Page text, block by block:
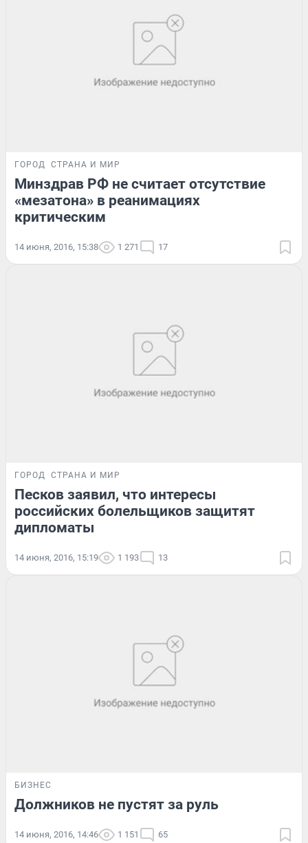
ГОРОД СТРАНА И МИР
Минздрав РФ не считает отсутствие
«мезатона» в реанимациях
критическим
14 июня, 2016, 15:38 1 271 17
ГОРОД СТРАНА И МИР
Песков заявил, что интересы
российских болельщиков защитят
дипломаты
14 июня, 2016, 15:19 1 193 13
БИЗНЕС
Должников не пустят за руль
14 июня, 2016, 14:46 1 151 65